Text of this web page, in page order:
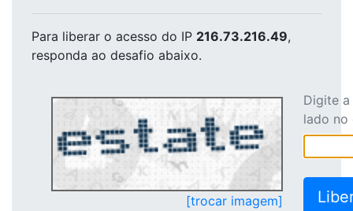
Para liberar o acesso do IP 216.73.216.49,
responda ao desafio abaixo.
[trocar imagem]
Digite
lado no